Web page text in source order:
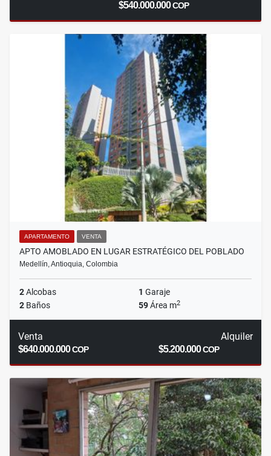
$540.000.000COP
APARTAMENTO VENTA
APTO AMOBLADO EN LUGAR ESTRATÉGICO DEL POBLADO
Medellín, Antioquia, Colombia
2Alcobas 1 Garaje
2 Baños 59Área m2
Venta
$640.000.000COP
Alquiler
$5.200.000COP